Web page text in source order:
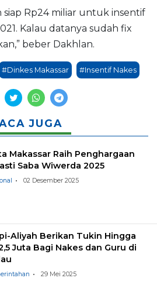
siap Rp24 miliar untuk insentif
Kalau datanya sudah fix
beber Dakhlan.
#Dinkes Makassar #Insentif Nakes
JUGA
Makassar Raih Penghargaan
Saba Wiwerda 2025
02 Desember 2025
Aliyah Berikan Tukin Hingga
Juta Bagi Nakes dan Guru di
29 Mei 2025